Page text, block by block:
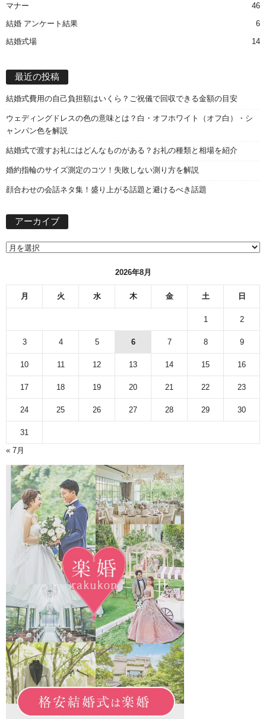
マナー
46
結婚 アンケート結果
6
結婚式場
14
最近の投稿
結婚式費用の自己負担額はいくら？ご祝儀で回収できる金額の目安
ウェディングドレスの色の意味とは？白・オフホワイト（オフ白）・シ
ャンパン色を解説
結婚式で渡すお礼にはどんなものがある？お礼の種類と相場を紹介
婚約指輪のサイズ測定のコツ！失敗しない測り方を解説
顔合わせの会話ネタ集！盛り上がる話題と避けるべき話題
アーカイブ
2026年8月
月 火 水 木 金 土 日
1 2
3 4 5 6 7 8 9
10 11 12 13 14 15 16
17 18 19 20 21 22 23
24 25 26 27 28 29 30
31
« 7月